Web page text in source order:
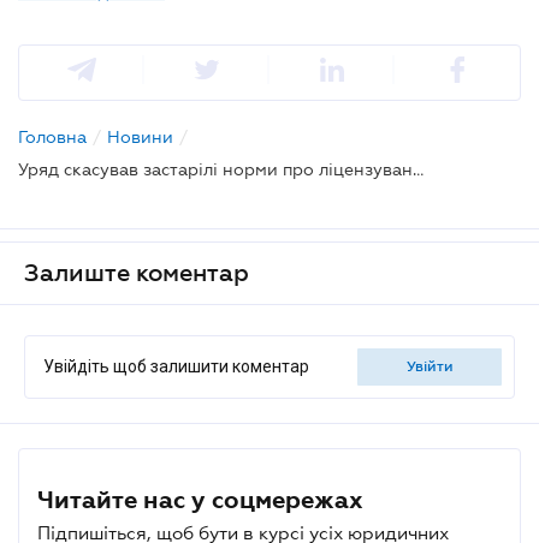
Головна / Новини /
Уряд скасував застарілі норми про ліцензування українських майнових інвестицій за кордон
Залиште коментар
Увійдіть щоб залишити коментар увійти
Читайте нас у соцмережах
Підпишіться, щоб бути в курсі усіх юридичних